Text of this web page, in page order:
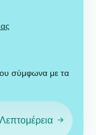
σύμφωνα με τα
Λεπτομέρεια